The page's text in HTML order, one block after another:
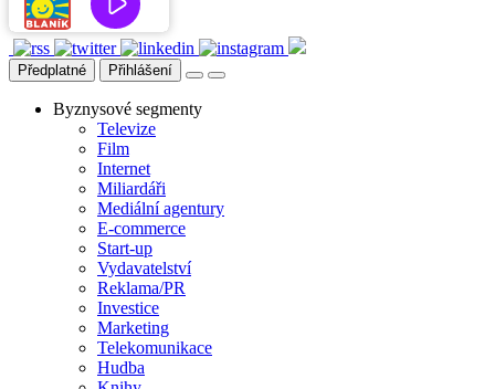
Předplatné Přihlášení
Byznysové segmenty
Televize
Film
Internet
Miliardáři
Mediální agentury
E-commerce
Start-up
Vydavatelství
Reklama/PR
Investice
Marketing
Telekomunikace
Hudba